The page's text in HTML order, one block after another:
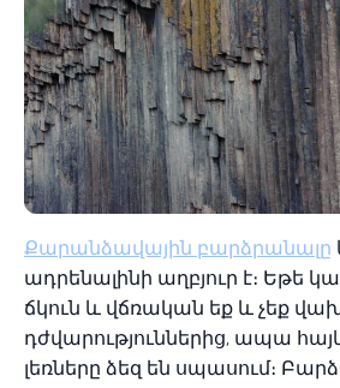
Քարանձավային բարձրանալը
ադրենալինի աղբյուր է։ Եթե
ճկուն և վճռական եք և չեք
դժվարություններից, ապա
լեռները ձեզ են սպասում։